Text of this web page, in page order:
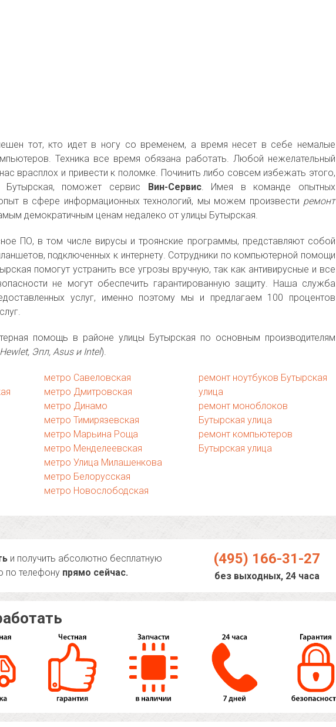
тот, кто идет в ногу со временем, а время несет в себе немалые
Техника все время обязана работать. Любой нежелательный
врасплох и привести к поломке. Починить либо совсем избежать этого,
поможет сервис Вин-Сервис. Имея в команде опытных
в сфере информационных технологий, мы можем произвести ремонт
демократичным ценам недалеко от улицы Бутырская.
ПО, в том числе вирусы и троянские программы, представляют собой
подключенных к интернету. Сотрудники по компьютерной помощи
помогут устранить все угрозы вручную, так как антивирусные и все
не могут обеспечить гарантированную защиту. Наша служба
услуг, именно поэтому мы и предлагаем 100 процентов
помощь в районе улицы Бутырская по основным производителям
Эпл, Asus и Intel).
метро Савеловская
метро Дмитровская
метро Динамо
метро Тимирязевская
метро Марьина Роща
метро Менделеевская
метро Улица Милашенкова
метро Белорусская
метро Новослободская
ремонт ноутбуков Бутырская
улица
ремонт моноблоков
Бутырская улица
ремонт компьютеров
Бутырская улица
и получить абсолютно бесплатную
по телефону прямо сейчас.
(495) 166-31-27
без выходных, 24 часа